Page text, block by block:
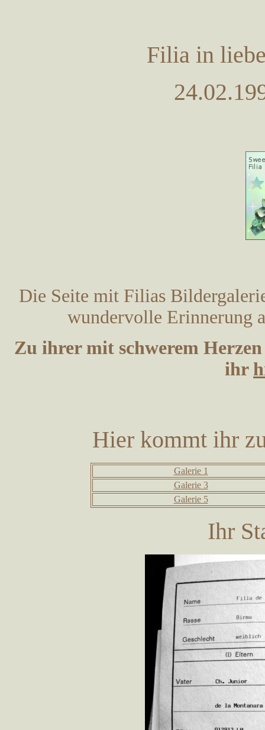
Filia in
Die Seite mit Filias
wundervolle Erinnerung
Zu ihrer mit schwerem
ihr
Hier kommt ihr
Galerie 1
Galerie 3
Galerie 5
Ihr